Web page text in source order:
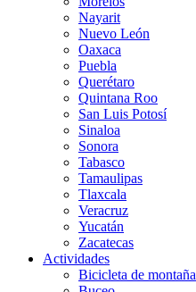
Nayarit
Nuevo León
Oaxaca
Puebla
Querétaro
Quintana Roo
San Luis Potosí
Sinaloa
Sonora
Tabasco
Tamaulipas
Tlaxcala
Veracruz
Yucatán
Zacatecas
Actividades
Bicicleta de montaña